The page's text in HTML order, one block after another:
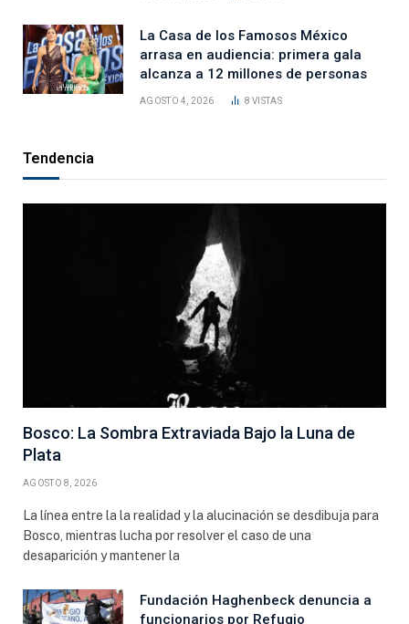
La Casa de los Famosos México
arrasa en audiencia: primera gala
alcanza a 12 millones de personas
AGOSTO 4, 2026 8VISTAS
Tendencia
Bosco: La Sombra Extraviada Bajo la Luna de
Plata
AGOSTO 8, 2026
La línea entre la la realidad y la alucinación se desdibuja para
Bosco, mientras lucha por resolver el caso de una
desaparición y mantener la
Fundación Haghenbeck denuncia a
funcionarios por Refugio